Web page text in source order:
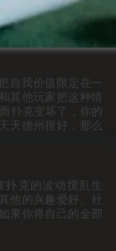
自我价值限定在一
其他玩家把这种情
扑克变坏了，你的
天德州很好，那么
扑克的波动搅乱生
他的兴趣爱好、社
果你将自己的全部